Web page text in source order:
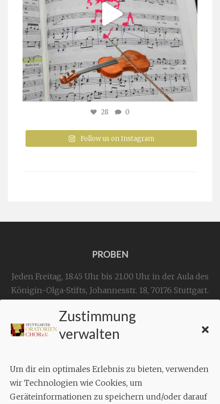
Zustimmung
verwalten
Um dir ein optimales Erlebnis zu bieten, verwenden
wir Technologien wie Cookies, um
Geräteinformationen zu speichern und/oder darauf
28 0
Follow us on Instagram
PROBEN
Jeden Freitag, 18.45 Uhr bis 21.00 Uhr in der Aula des
Königin-Olga-Stifts, Johannesstr. 18, 70176 Stuttgart.
KONTAKT
Geschäftsstelle:
Aixheimer Str. 18
70619 Stuttgart